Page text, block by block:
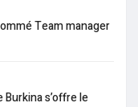
Team manager
s’offre le